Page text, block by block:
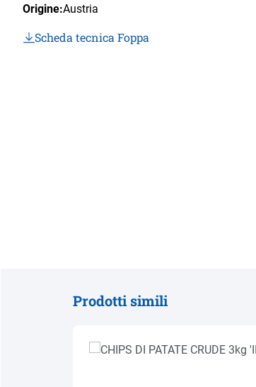
Origine:Austria
Scheda tecnica Foppa
Prodotti simili